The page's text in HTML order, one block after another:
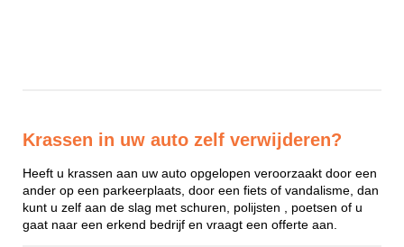
Krassen in uw auto zelf verwijderen?
Heeft u krassen aan uw auto opgelopen veroorzaakt door een
ander op een parkeerplaats, door een fiets of vandalisme, dan
kunt u zelf aan de slag met schuren, polijsten , poetsen of u
gaat naar een erkend bedrijf en vraagt een offerte aan.